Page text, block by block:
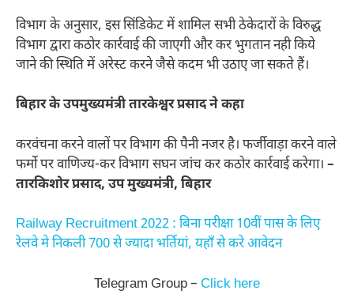
विभाग के अनुसार, इस सिंडिकेट में शामिल सभी ठेकेदारों के विरुद्ध
विभाग द्वारा कठोर कार्रवाई की जाएगी और कर भुगतान नही किये
जाने की स्थिति में अरेस्ट करने जैसे कदम भी उठाए जा सकते हैं।
बिहार के उपमुख्यमंत्री तारकेश्वर प्रसाद ने कहा
करवंचना करने वालों पर विभाग की पैनी नजर है। फर्जीवाड़ा करने वाले
फर्मो पर वाणिज्य-कर विभाग सघन जांच कर कठोर कार्रवाई करेगा। –
तारकिशोर प्रसाद, उप मुख्यमंत्री, बिहार
Railway Recruitment 2022 : बिना परीक्षा 10वीं पास के लिए
रेलवे मे निकली 700 से ज्यादा भर्तियां, यहाँ से करे आवेदन
Telegram Group – Click here